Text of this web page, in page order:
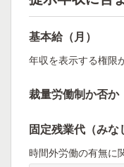
基本給（月）
年収を表示する権限
裁量労働制か否か
固定残業代（みな
時間外労働の有無に